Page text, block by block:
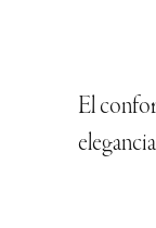
El
elegancia